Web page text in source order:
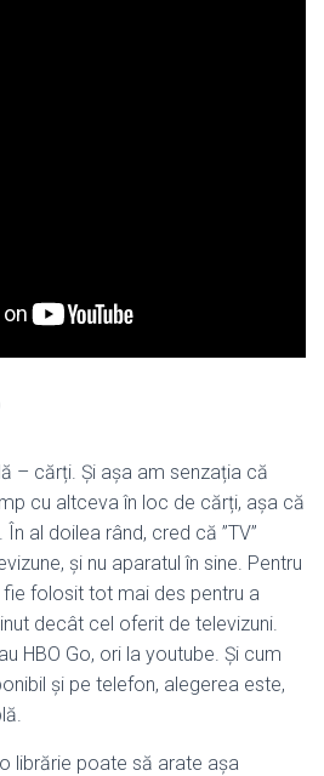
– cărți. Și așa am senzația că
cu altceva în loc de cărți, așa că
al doilea rând, cred că ”TV”
și nu aparatul în sine. Pentru
folosit tot mai des pentru a
decât cel oferit de televizuni.
HBO Go, ori la youtube. Și cum
și pe telefon, alegerea este,
librărie poate să arate așa